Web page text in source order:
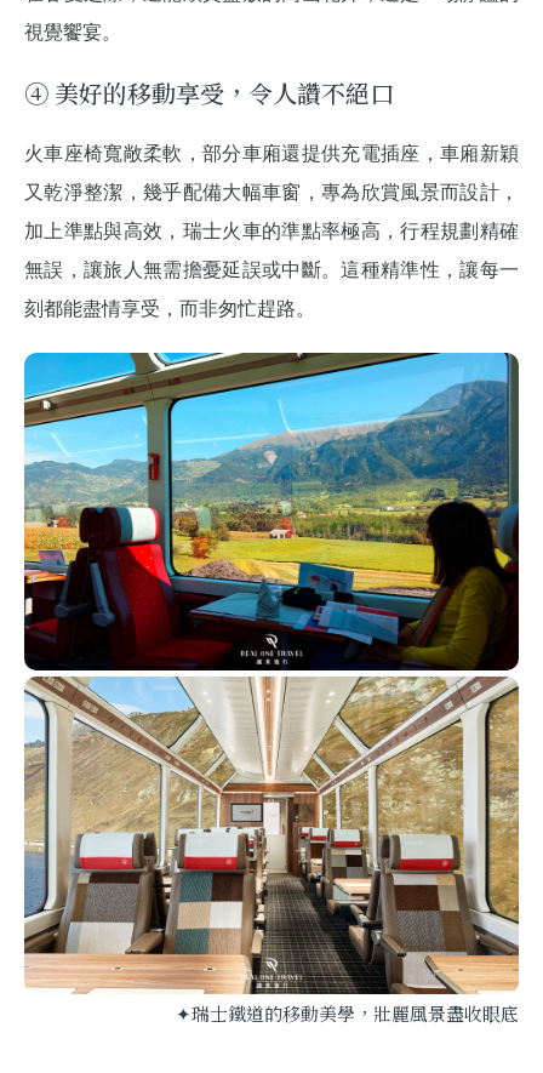
視覺饗宴。
④ 美好的移動享受，令人讚不絕口
火車座椅寬敞柔軟，部分車廂還提供充電插座，車廂新穎
又乾淨整潔，幾乎配備大幅車窗，專為欣賞風景而設計，
加上準點與高效，瑞士火車的準點率極高，行程規劃精確
無誤，讓旅人無需擔憂延誤或中斷。這種精準性，讓每一
刻都能盡情享受，而非匆忙趕路。
✦瑞士鐵道的移動美學，壯麗風景盡收眼底